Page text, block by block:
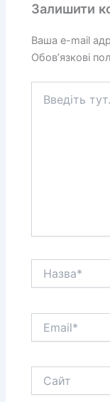
Залишити
Ваша e-mail
Обов’язкові
тут...